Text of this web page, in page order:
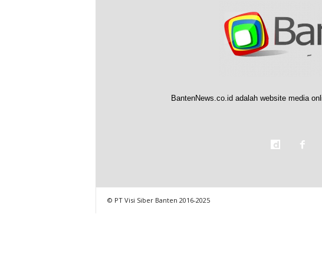
BantenNews.co.id adalah website media
© PT Visi Siber Banten 2016-2025